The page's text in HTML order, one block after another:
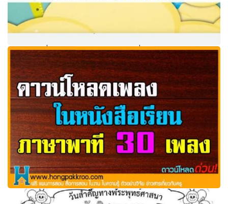
DLIT คลังสื่อการเรียนรู้ภาษาไทย รวมสื่อภาษาไทย เยอะ
มาก..คลิกที่นี่!!
เพลงในหนังสือเรียนภาษาพาที 30 เพลง ดาวน์โหลดฟรี